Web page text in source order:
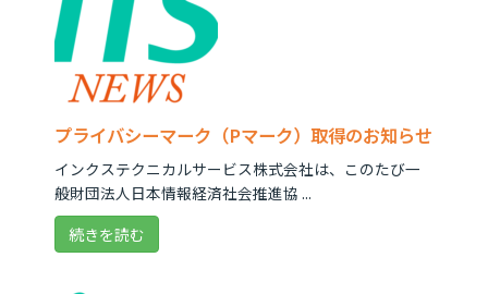
プライバシーマーク（Pマーク）取得のお知らせ
インクステクニカルサービス株式会社は、このたび一
般財団法人日本情報経済社会推進協 ...
続きを読む